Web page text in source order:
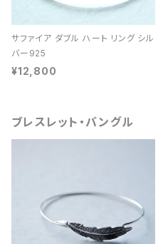
サファイア ダブル ハート リング シル
バー925
¥12,800
ブレスレット・バングル